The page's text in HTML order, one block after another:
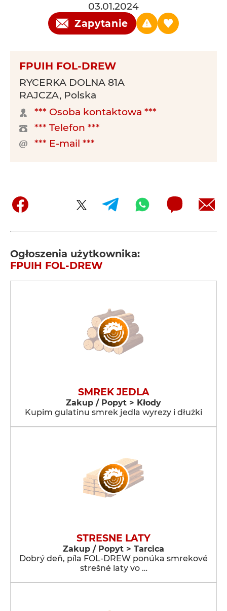
03.01.2024
Zapytanie
FPUIH FOL-DREW
RYCERKA DOLNA 81A
RAJCZA, Polska
*** Osoba kontaktowa ***
*** Telefon ***
*** E-mail ***
Ogłoszenia użytkownika:
FPUIH FOL-DREW
SMREK JEDLA
Zakup / Popyt > Kłody
Kupim gulatinu smrek jedla wyrezy i dłużki
STRESNE LATY
Zakup / Popyt > Tarcica
Dobrý deň, píla FOL-DREW ponúka smrekové
strešné laty vo …